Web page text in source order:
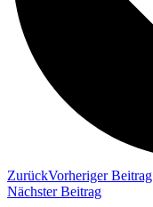
ZurückVorheriger Beitrag
Nächster Beitrag